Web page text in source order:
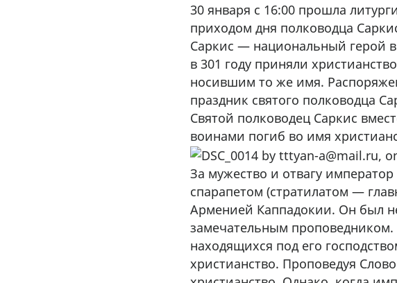
30 января с 16:00 прошла
приходом дня полководца
Саркис — национальный герой
в 301 году приняли
носившим то же имя.
праздник святого полководца
Святой полководец Саркис
воинами погиб во имя
За мужество и отвагу
спарапетом (стратилатом —
Арменией Каппадокии. Он был
замечательным проповедником.
находящихся под его
христианство. Проповедуя